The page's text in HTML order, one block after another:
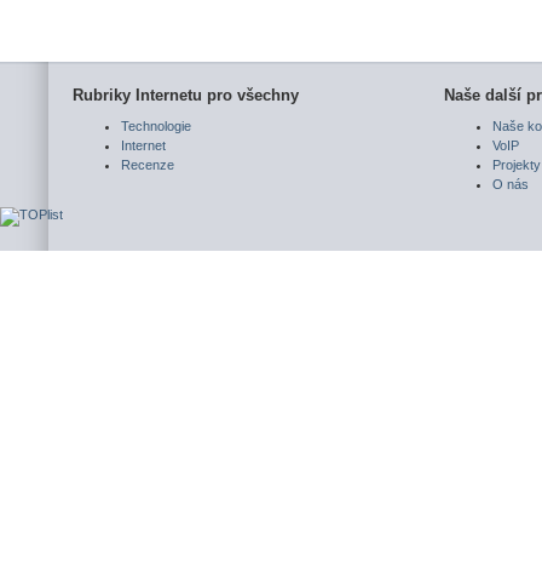
Rubriky Internetu pro všechny
Technologie
Internet
Recenze
Naše další
Naše
VoIP
Projekty
O nás